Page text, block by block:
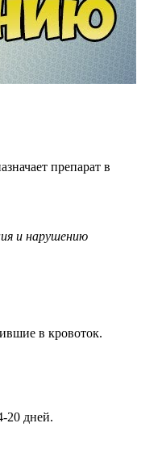
препарат в
и нарушению
в кровоток.
20 дней.